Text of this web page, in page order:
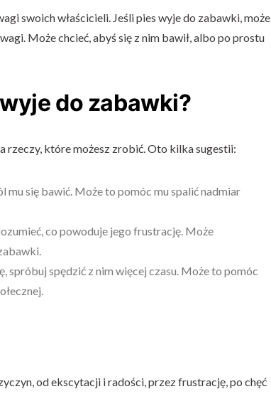
swoich właścicieli. Jeśli pies wyje do zabawki, może
Może chcieć, abyś się z nim bawił, albo po prostu
do zabawki?
rzeczy, które możesz zrobić. Oto kilka sugestii:
mu się bawić. Może to pomóc mu spalić nadmiar
co powoduje jego frustrację. Może
spróbuj spędzić z nim więcej czasu. Może to pomóc
od ekscytacji i radości, przez frustrację, po chęć